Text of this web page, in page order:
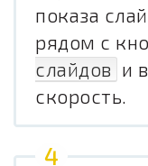
показа
рядом с
слайдов и
скорость.